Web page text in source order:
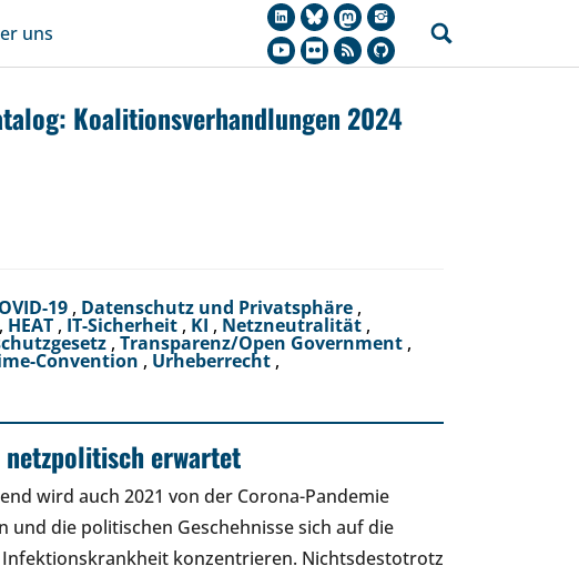
uns
Koalitionsverhandlungen 2024
19 , Datenschutz und Privatsphäre ,
, HEAT , IT-Sicherheit , KI , Netzneutralität ,
, Transparenz/Open Government ,
Convention , Urheberrecht ,
netzpolitisch erwartet
wird auch 2021 von der Corona-Pandemie
und die politischen Geschehnisse sich auf die
konzentrieren. Nichtsdestotrotz